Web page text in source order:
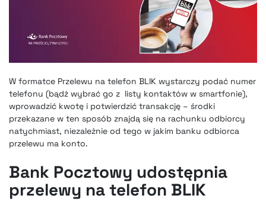
W formatce Przelewu na telefon BLIK wystarczy podać numer
telefonu (bądź wybrać go z listy kontaktów w smartfonie),
wprowadzić kwotę i potwierdzić transakcję – środki
przekazane w ten sposób znajdą się na rachunku odbiorcy
natychmiast, niezależnie od tego w jakim banku odbiorca
przelewu ma konto.
Bank Pocztowy udostępnia
przelewy na telefon BLIK